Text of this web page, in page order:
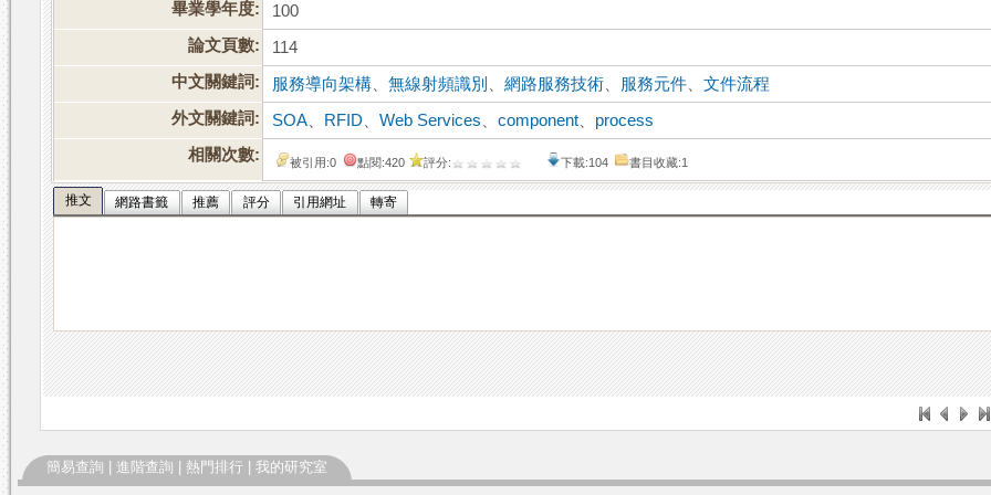
畢業學年度:
100
論文頁數:
114
中文關鍵詞:
服務導向架構 、無線射頻識別 、網路服務技術 服務元件 、文件流程
外文關鍵詞:
SOA RFID 、Web Services 、component
process
相關次數:
被引用:0 點閱:420 評分: 下載:104 書目收藏:1
推文 網路書籤 推薦 評分 引用網址 轉寄
簡易查詢 進階查詢 熱門排行 我的研究室